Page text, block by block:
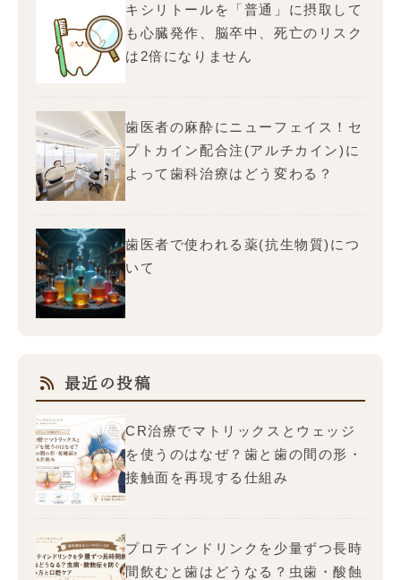
キシリトールを「普通」に摂取して
も心臓発作、脳卒中、死亡のリスク
は2倍になりません
歯医者の麻酔にニューフェイス！セ
プトカイン配合注(アルチカイン)に
よって歯科治療はどう変わる？
歯医者で使われる薬(抗生物質)につ
いて
最近の投稿
CR治療でマトリックスとウェッジ
を使うのはなぜ？歯と歯の間の形・
接触面を再現する仕組み
プロテインドリンクを少量ずつ長時
間飲むと歯はどうなる？虫歯・酸蝕